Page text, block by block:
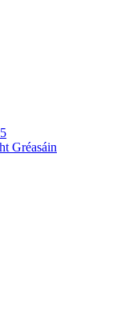
Gréasáin